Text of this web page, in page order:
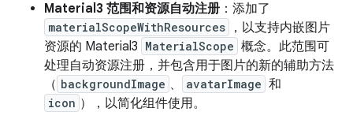
Material3 范围和资源自动注册 ：添加了
materialScopeWithResources
，以支持内嵌图片
资源的 Material3 MaterialScope 概念。此范围可
处理自动资源注册，并包含用于图片的新的辅助方法
（ backgroundImage 、 avatarImage 和
icon ），以简化组件使用。